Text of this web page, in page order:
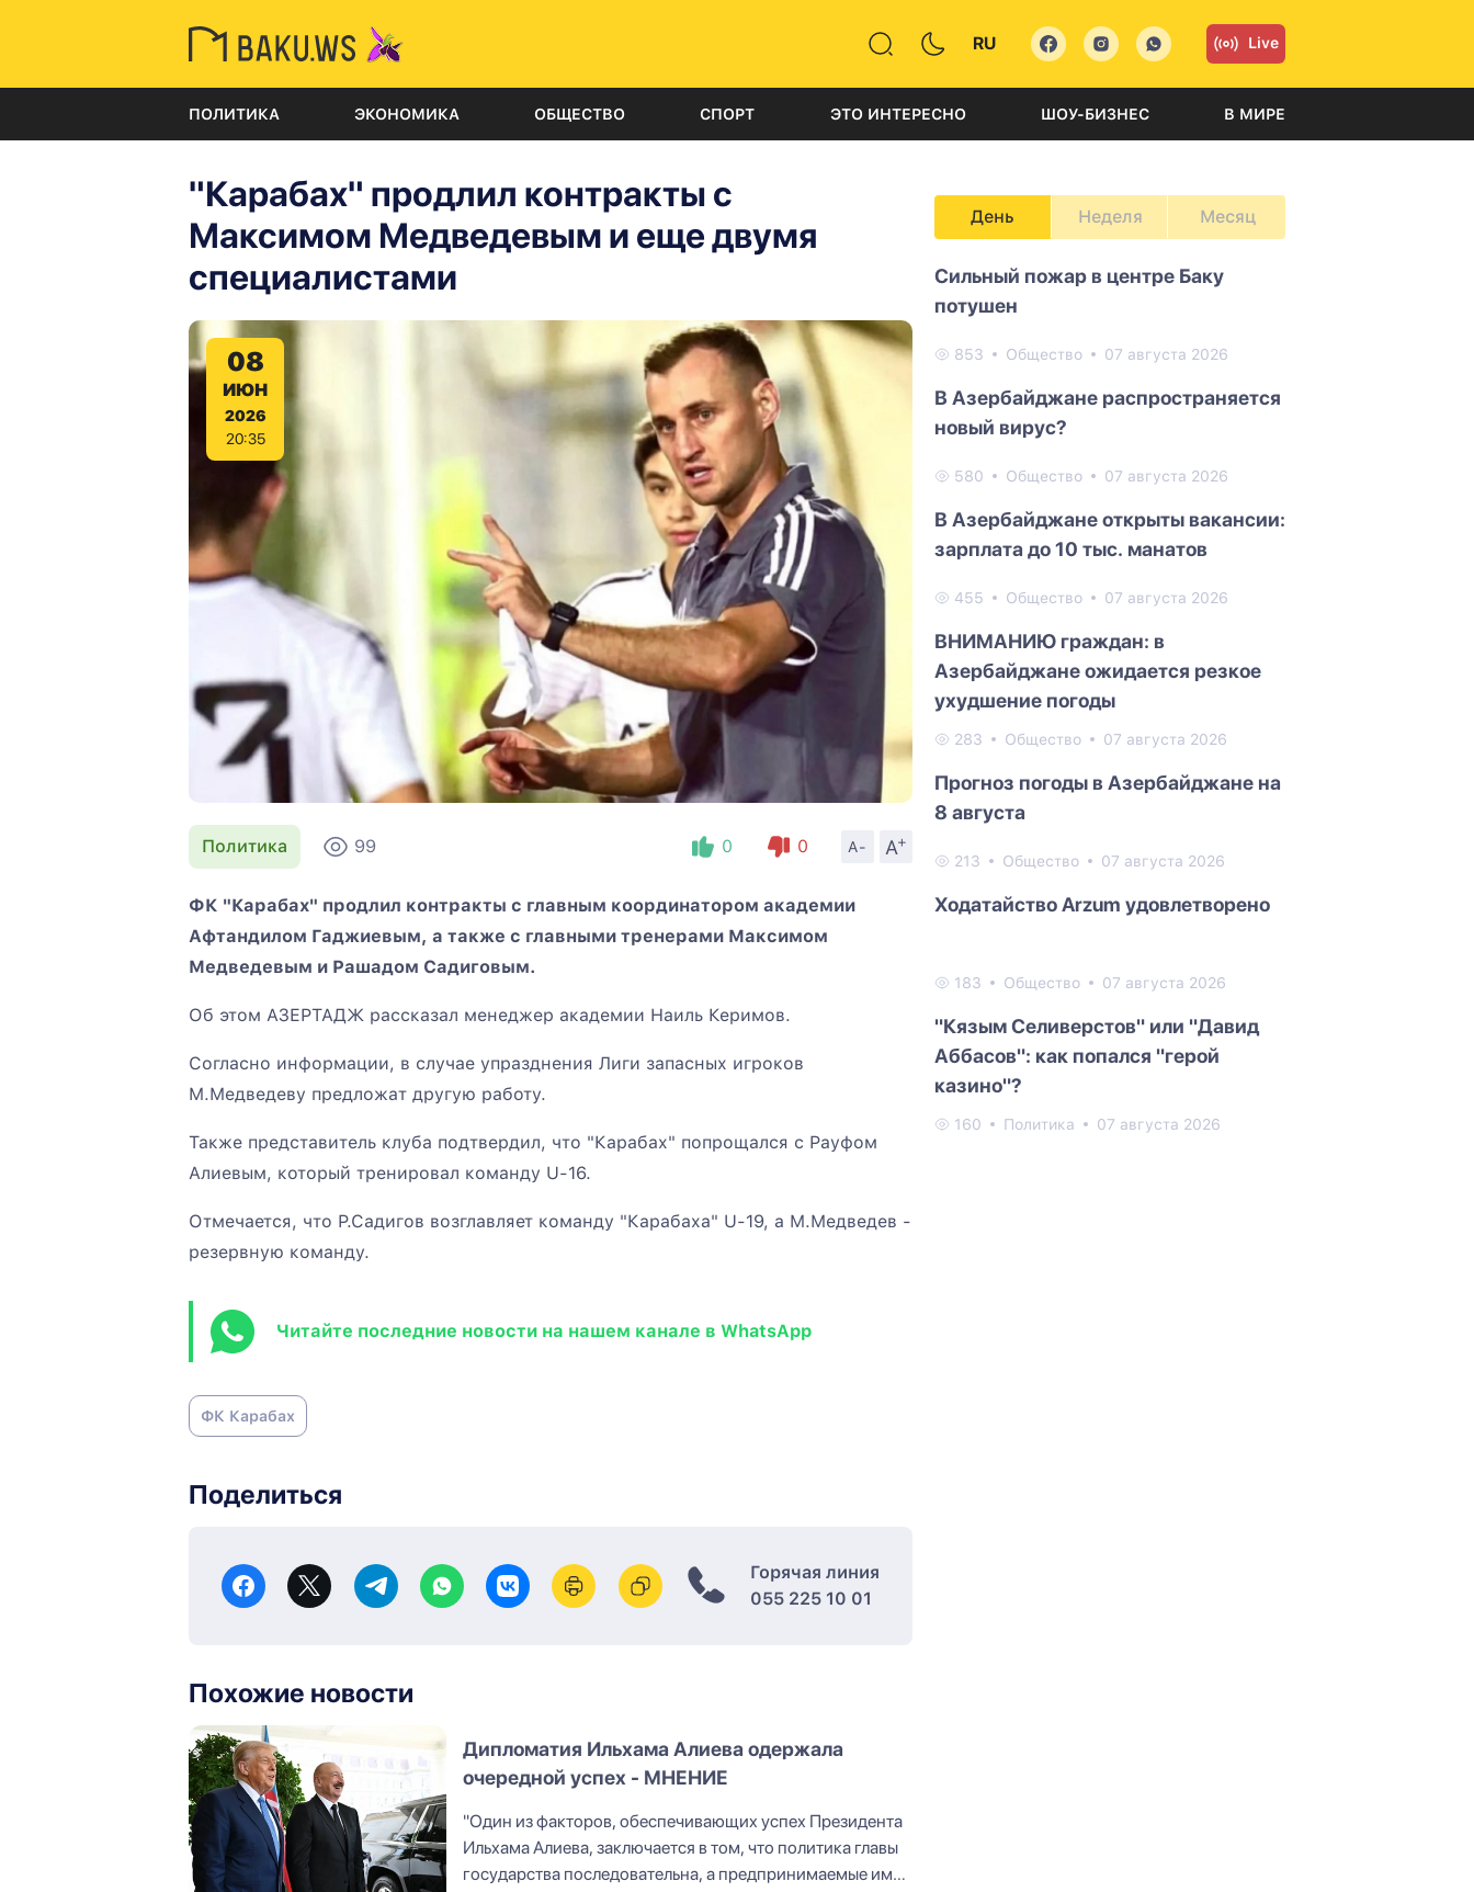
RU Live
ПОЛИТИКА ЭКОНОМИКА ОБЩЕСТВО СПОРТ ЭТО ИНТЕРЕСНО ШОУ-БИЗНЕС В МИРЕ
"Карабах" продлил контракты с
Максимом Медведевым и еще двумя
специалистами
08
ИЮН
2026
20:35
Политика 99 0 0 A- A
+
ФК "Карабах" продлил контракты с главным координатором академии
Афтандилом Гаджиевым, а также с главными тренерами Максимом
Медведевым и Рашадом Садиговым.
Об этом АЗЕРТАДЖ рассказал менеджер академии Наиль Керимов.
Согласно информации, в случае упразднения Лиги запасных игроков
М.Медведеву предложат другую работу.
Также представитель клуба подтвердил, что "Карабах" попрощался с Рауфом
Алиевым, который тренировал команду U-16.
Отмечается, что Р.Садигов возглавляет команду "Карабаха" U-19, а М.Медведев -
резервную команду.
Читайте последние новости на нашем канале в WhatsApp
ФК Карабах
Поделиться
Горячая линия
055 225 10 01
Похожие новости
Дипломатия Ильхама Алиева одержала
очередной успех - МНЕНИЕ
"Один из факторов, обеспечивающих успех Президента
Ильхама Алиева, заключается в том, что политика главы
государства последовательна, а предпринимаемые им
День Неделя Месяц
Сильный пожар в центре Баку
потушен
853 Общество 07 августа 2026
В Азербайджане распространяется
новый вирус?
580 Общество 07 августа 2026
В Азербайджане открыты вакансии:
зарплата до 10 тыс. манатов
455 Общество 07 августа 2026
ВНИМАНИЮ граждан: в
Азербайджане ожидается резкое
ухудшение погоды
283 Общество 07 августа 2026
Прогноз погоды в Азербайджане на
8 августа
213 Общество 07 августа 2026
Ходатайство Arzum удовлетворено
183 Общество 07 августа 2026
"Кязым Селиверстов" или "Давид
Аббасов": как попался "герой
казино"?
160 Политика 07 августа 2026